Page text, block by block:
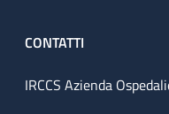
CONTATTI
IRCCS Azienda